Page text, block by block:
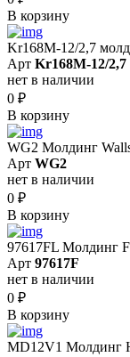
В корзину
Kr168M-12/2,7
Арт Kr168M-12/2,7
нет в наличии
0 ₽
В корзину
WG2 Молдинг
Арт WG2
нет в наличии
0 ₽
В корзину
97617FL Молдинг
Арт 97617F
нет в наличии
0 ₽
В корзину
MD12V1 Молдинг